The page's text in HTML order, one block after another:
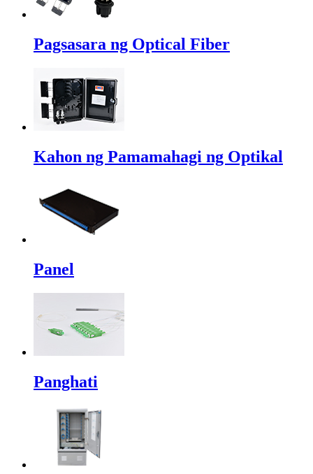
Pagsasara ng Optical Fiber
Kahon ng Pamamahagi ng Optikal
Panel
Panghati